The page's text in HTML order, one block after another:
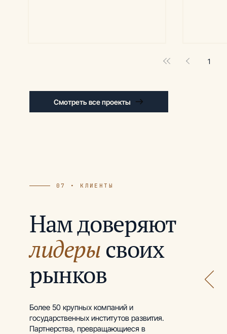
1
Смотреть все проекты
07 • КЛИЕНТЫ
Нам доверяют
лидерысвоих
рынков
Более 50 крупных компаний и
государственных институтов развития.
Партнерства, превращающиеся в